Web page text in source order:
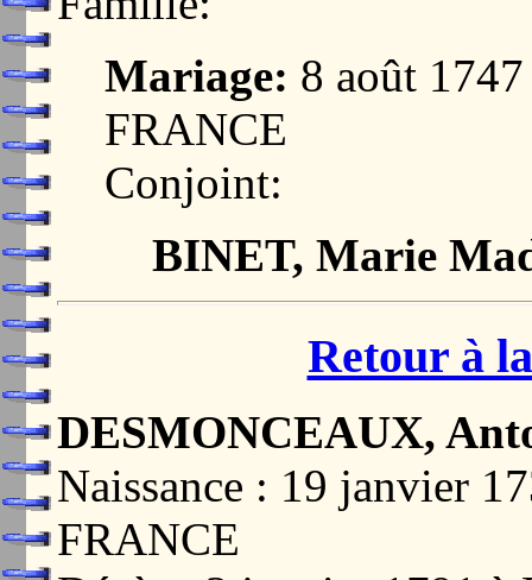
Mariage: 8 août
FRANCE
Conjoint:
BINET, Marie
Retour à
DESMONCEAUX,
Naissance : 19 janvier
FRANCE